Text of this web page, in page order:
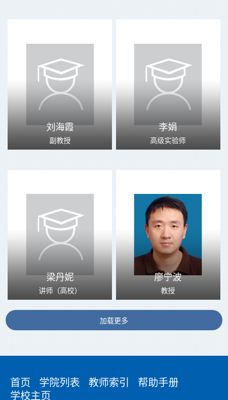
刘海霞
副教授
李娟
高级实验师
梁丹妮
讲师（高校）
廖宁波
教授
加载更多
首页 学院列表 教师索引
帮助手册
学校主页